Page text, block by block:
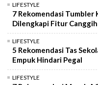
LIFESTYLE
7 Rekomendasi
Dilengkapi Fitur Canggih
LIFESTYLE
5 Rekomendasi Tas
Empuk Hindari Pegal
LIFESTYLE